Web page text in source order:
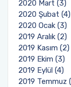
2020 Mart (3)
2020 Şubat (4)
2020 Ocak (3)
2019 Aralık (2)
2019 Kasım (2)
2019 Ekim (3)
2019 Eylül (4)
2019 Temmuz